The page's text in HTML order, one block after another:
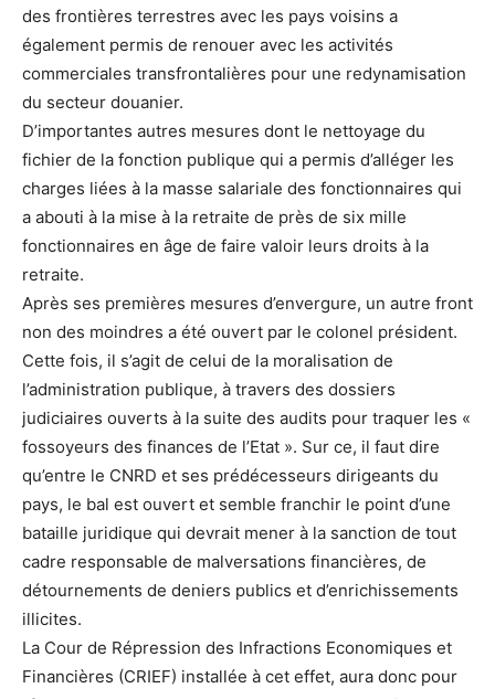
des frontières terrestres avec les pays voisins a
également permis de renouer avec les activités
commerciales transfrontalières pour une redynamisation
du secteur douanier.
D’importantes autres mesures dont le nettoyage du
fichier de la fonction publique qui a permis d’alléger les
charges liées à la masse salariale des fonctionnaires qui
a abouti à la mise à la retraite de près de six mille
fonctionnaires en âge de faire valoir leurs droits à la
retraite.
Après ses premières mesures d’envergure, un autre front
non des moindres a été ouvert par le colonel président.
Cette fois, il s’agit de celui de la moralisation de
l’administration publique, à travers des dossiers
judiciaires ouverts à la suite des audits pour traquer les «
fossoyeurs des finances de l’Etat ». Sur ce, il faut dire
qu’entre le CNRD et ses prédécesseurs dirigeants du
pays, le bal est ouvert et semble franchir le point d’une
bataille juridique qui devrait mener à la sanction de tout
cadre responsable de malversations financières, de
détournements de deniers publics et d’enrichissements
illicites.
La Cour de Répression des Infractions Economiques et
Financières (CRIEF) installée à cet effet, aura donc pour